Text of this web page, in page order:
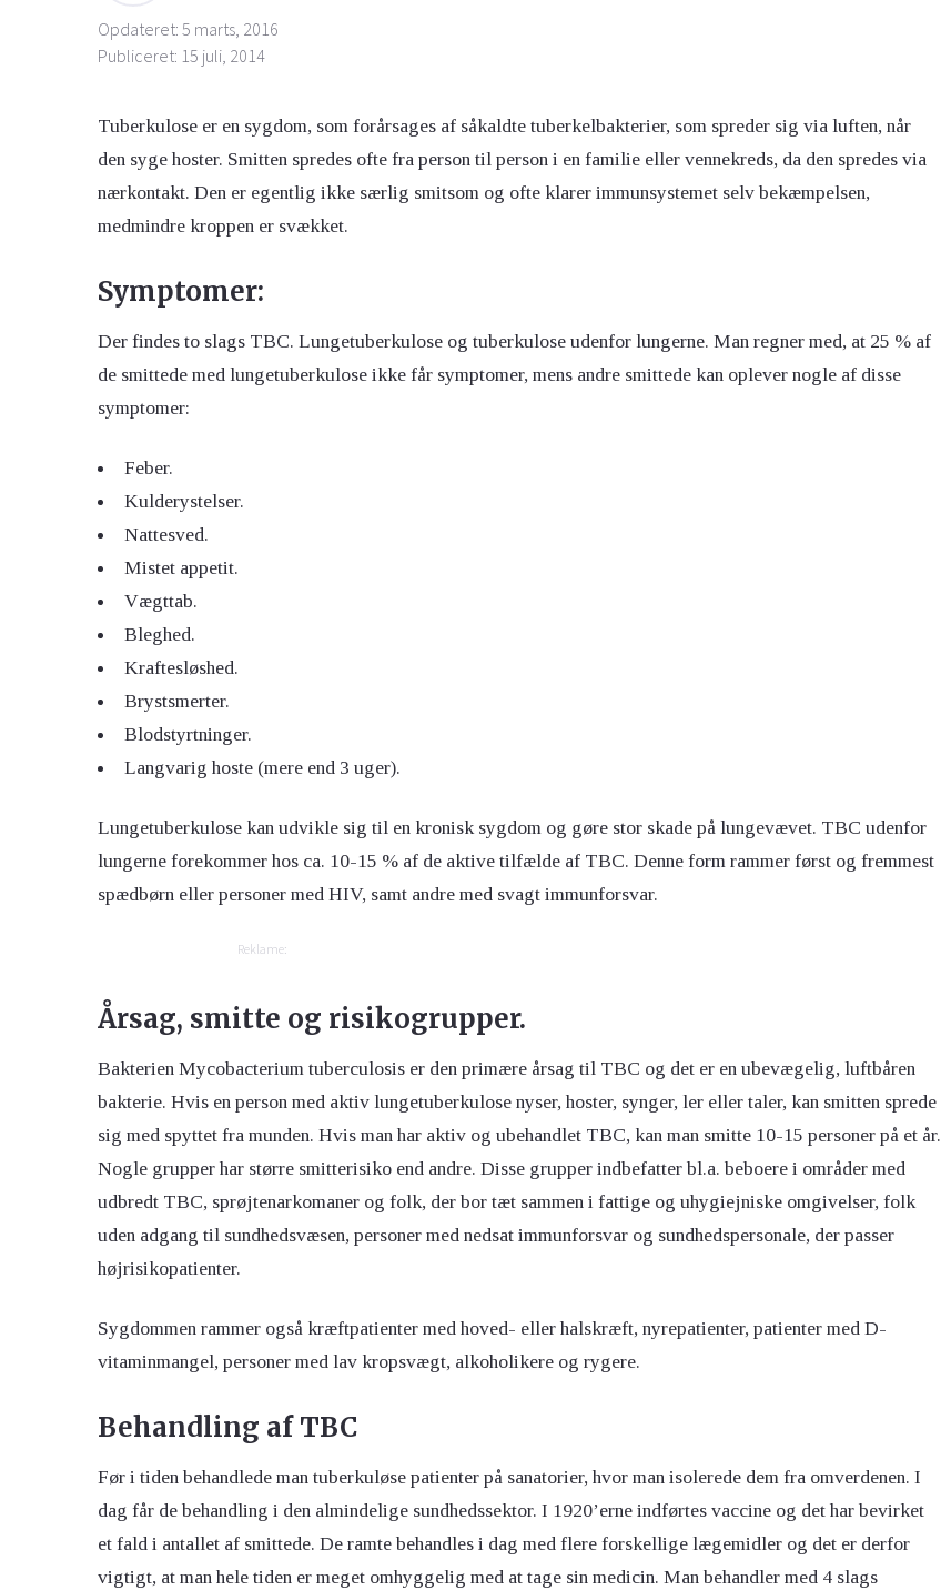
Opdateret: 5 marts, 2016
Publiceret: 15 juli, 2014
Tuberkulose er en sygdom, som forårsages af såkaldte tuberkelbakterier, som spreder sig via luften, når
den syge hoster. Smitten spredes ofte fra person til person i en familie eller vennekreds, da den spredes via
nærkontakt. Den er egentlig ikke særlig smitsom og ofte klarer immunsystemet selv bekæmpelsen,
medmindre kroppen er svækket.
Symptomer:
Der findes to slags TBC. Lungetuberkulose og tuberkulose udenfor lungerne. Man regner med, at 25 % af
de smittede med lungetuberkulose ikke får symptomer, mens andre smittede kan oplever nogle af disse
symptomer:
Feber.
Kulderystelser.
Nattesved.
Mistet appetit.
Vægttab.
Bleghed.
Kraftesløshed.
Brystsmerter.
Blodstyrtninger.
Langvarig hoste (mere end 3 uger).
Lungetuberkulose kan udvikle sig til en kronisk sygdom og gøre stor skade på lungevævet. TBC udenfor
lungerne forekommer hos ca. 10-15 % af de aktive tilfælde af TBC. Denne form rammer først og fremmest
spædbørn eller personer med HIV, samt andre med svagt immunforsvar.
Reklame:
Årsag, smitte og risikogrupper.
Bakterien Mycobacterium tuberculosis er den primære årsag til TBC og det er en ubevægelig, luftbåren
bakterie. Hvis en person med aktiv lungetuberkulose nyser, hoster, synger, ler eller taler, kan smitten sprede
sig med spyttet fra munden. Hvis man har aktiv og ubehandlet TBC, kan man smitte 10-15 personer på et år.
Nogle grupper har større smitterisiko end andre. Disse grupper indbefatter bl.a. beboere i områder med
udbredt TBC, sprøjtenarkomaner og folk, der bor tæt sammen i fattige og uhygiejniske omgivelser, folk
uden adgang til sundhedsvæsen, personer med nedsat immunforsvar og sundhedspersonale, der passer
højrisikopatienter.
Sygdommen rammer også kræftpatienter med hoved- eller halskræft, nyrepatienter, patienter med D-
vitaminmangel, personer med lav kropsvægt, alkoholikere og rygere.
Behandling af TBC
Før i tiden behandlede man tuberkuløse patienter på sanatorier, hvor man isolerede dem fra omverdenen. I
dag får de behandling i den almindelige sundhedssektor. I 1920’erne indførtes vaccine og det har bevirket
et fald i antallet af smittede. De ramte behandles i dag med flere forskellige lægemidler og det er derfor
vigtigt, at man hele tiden er meget omhyggelig med at tage sin medicin. Man behandler med 4 slags